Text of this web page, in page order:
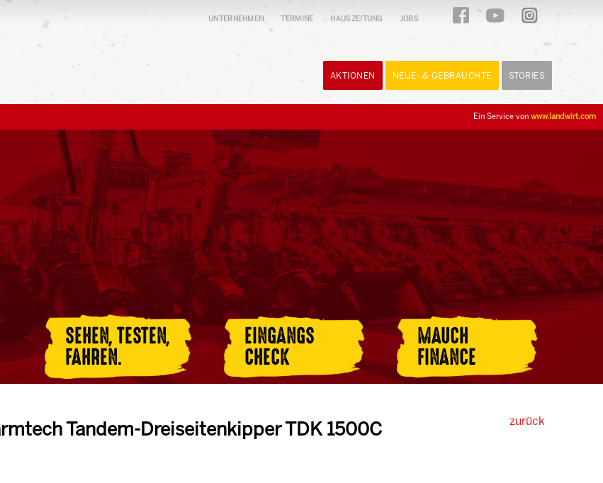
UNTERNEHMEN TERMINE HAUSZEITUNG JOBS
AKTIONEN NEUE- & GEBRAUCHTE STORIES
Ein Service von www.landwirt.com
SEHEN, TESTEN,
FAHREN.
EINGANGS
CHECK
MAUCH
FINANCE
Tandem-Dreiseitenkipper TDK 1500C
zurück